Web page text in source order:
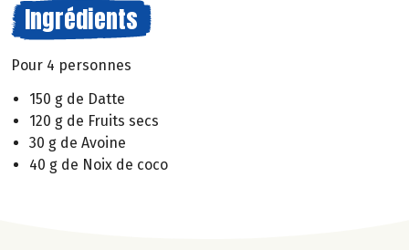
Ingrédients
Pour 4 personnes
150 g de Datte
120 g de Fruits secs
30 g de Avoine
40 g de Noix de coco